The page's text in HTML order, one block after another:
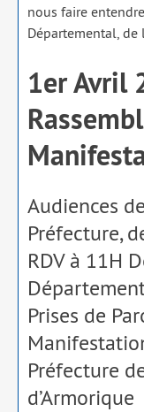
nous faire
Départemental, de
1er Avril
Audiences
Préfecture,
RDV à 11H
Prises de
Préfecture
d’Armorique